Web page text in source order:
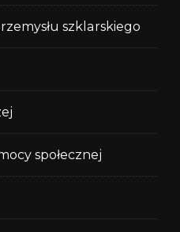
szklarskiego
społecznej